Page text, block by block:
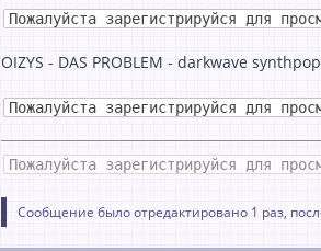
Пожалуйста зарегистрируйся для
OIZYS - DAS PROBLEM - darkwave synthpop
Пожалуйста зарегистрируйся для
Пожалуйста зарегистрируйся для
Сообщение было отредактировано 1 раз,